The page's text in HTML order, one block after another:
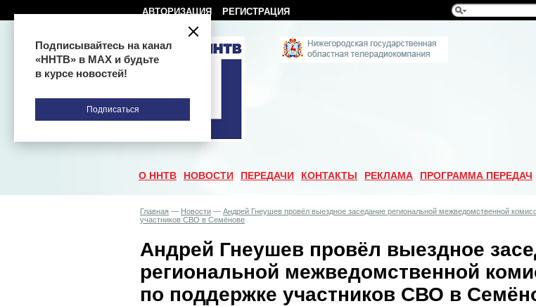
АВТОРИЗАЦИЯ РЕГИСТРАЦИЯ
О ННТВ НОВОСТИ ПЕРЕДАЧИ КОНТАКТЫ РЕКЛАМА ПРОГРАММА ПЕРЕДАЧ
Главная — Новости — Андрей Гнеушев провёл выездное заседание региональной межведомственной
участников СВО в Семёнове
Андрей Гнеушев провёл выездное
региональной межведомственной
по поддержке участников СВО в
Подписывайтесь на канал
«ННТВ» в МАХ и будьте
в курсе новостей!
Подписаться